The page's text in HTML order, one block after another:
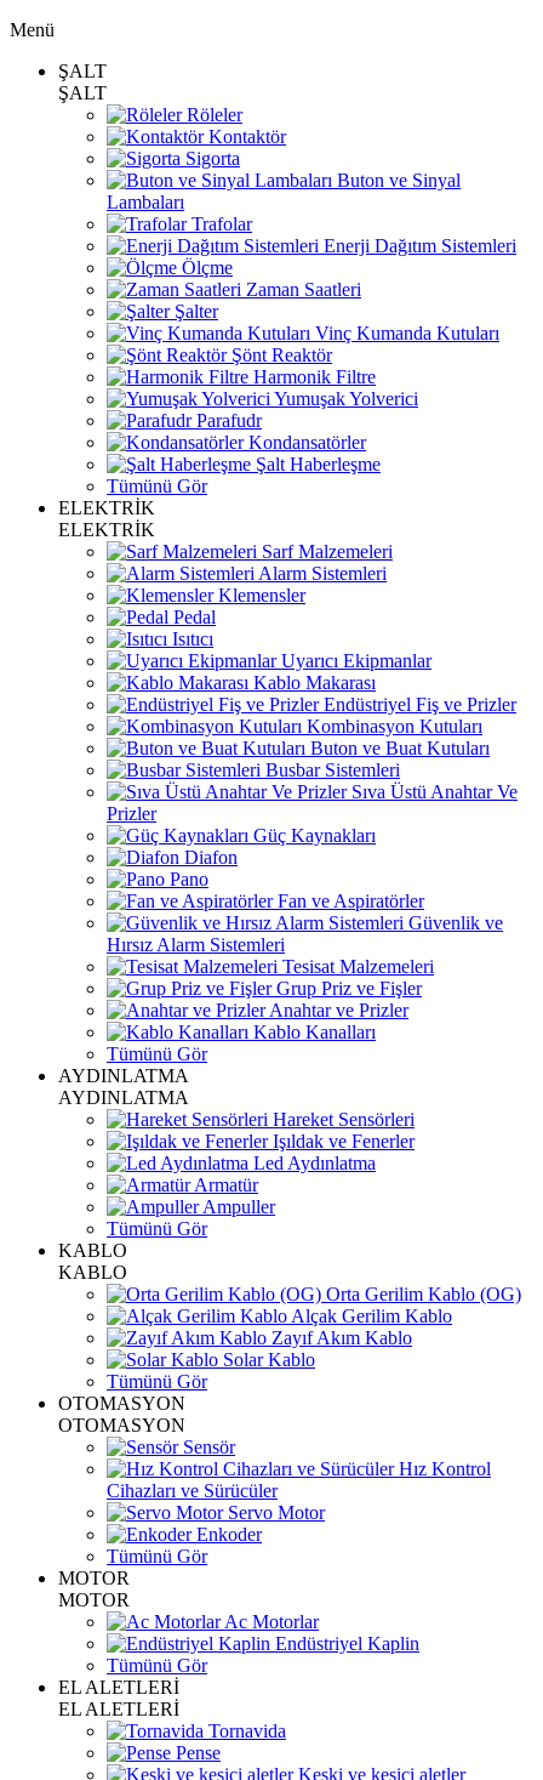
Menü
ŞALT
ŞALT
Röleler
Kontaktör
Sigorta
Buton ve Sinyal
Lambaları
Trafolar
Enerji Dağıtım Sistemleri
Ölçme
Zaman Saatleri
Şalter
Vinç Kumanda Kutuları
Şönt Reaktör
Harmonik Filtre
Yumuşak Yolverici
Parafudr
Kondansatörler
Şalt Haberleşme
Tümünü Gör
ELEKTRİK
ELEKTRİK
Sarf Malzemeleri
Alarm Sistemleri
Klemensler
Pedal
Isıtıcı
Uyarıcı Ekipmanlar
Kablo Makarası
Endüstriyel Fiş ve Prizler
Kombinasyon Kutuları
Buton ve Buat Kutuları
Busbar Sistemleri
Sıva Üstü Anahtar Ve
Prizler
Güç Kaynakları
Diafon
Pano
Fan ve Aspiratörler
Güvenlik ve
Hırsız Alarm Sistemleri
Tesisat Malzemeleri
Grup Priz ve Fişler
Anahtar ve Prizler
Kablo Kanalları
Tümünü Gör
AYDINLATMA
AYDINLATMA
Hareket Sensörleri
Işıldak ve Fenerler
Led Aydınlatma
Armatür
Ampuller
Tümünü Gör
KABLO
KABLO
Orta Gerilim Kablo (OG)
Alçak Gerilim Kablo
Zayıf Akım Kablo
Solar Kablo
Tümünü Gör
OTOMASYON
OTOMASYON
Sensör
Hız Kontrol
Cihazları ve Sürücüler
Servo Motor
Enkoder
Tümünü Gör
MOTOR
MOTOR
Ac Motorlar
Endüstriyel Kaplin
Tümünü Gör
EL ALETLERİ
EL ALETLERİ
Tornavida
Pense
Keski ve kesici aletler